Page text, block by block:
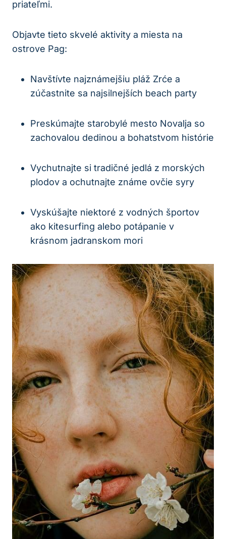
priateľmi.
Objavte tieto skvelé aktivity a miesta na
ostrove Pag:
Navštívte najznámejšiu pláž Zrće a
zúčastnite sa najsilnejších beach party
Preskúmajte starobylé mesto Novalja so
zachovalou dedinou a bohatstvom histórie
Vychutnajte si tradičné jedlá z morských
plodov a ochutnajte známe ovčie syry
Vyskúšajte niektoré z vodných športov
ako kitesurfing alebo potápanie v
krásnom jadranskom mori